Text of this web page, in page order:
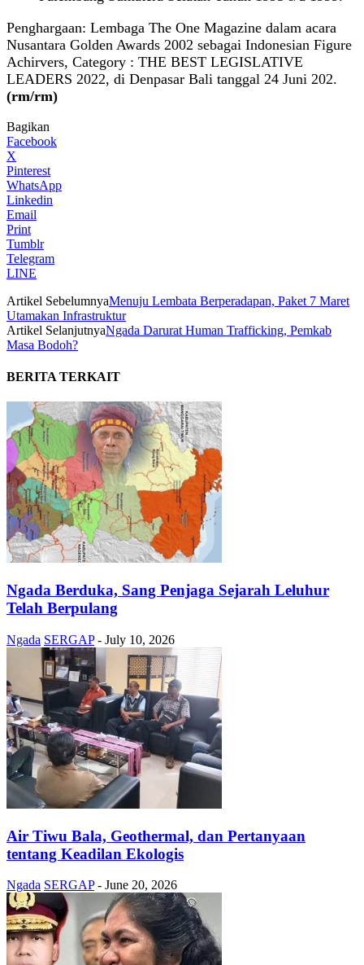
Penghargaan: Lembaga The One Magazine dalam acara
Nusantara Golden Awards 2002 sebagai Indonesian Figure
Achirvers, Category : THE BEST LEGISLATIVE
LEADERS 2022, di Denpasar Bali tanggal 24 Juni 202.
(rm/rm)
Bagikan
Facebook
X
Pinterest
WhatsApp
Linkedin
Email
Print
Tumblr
Telegram
LINE
Artikel SebelumnyaMenuju Lembata Berperadapan, Paket 7 Maret
Utamakan Infrastruktur
Artikel SelanjutnyaNgada Darurat Human Trafficking, Pemkab
Masa Bodoh?
BERITA TERKAIT
Ngada Berduka, Sang Penjaga Sejarah Leluhur
Telah Berpulang
Ngada SERGAP - July 10, 2026
Air Tiwu Bala, Geothermal, dan Pertanyaan
tentang Keadilan Ekologis
Ngada SERGAP - June 20, 2026